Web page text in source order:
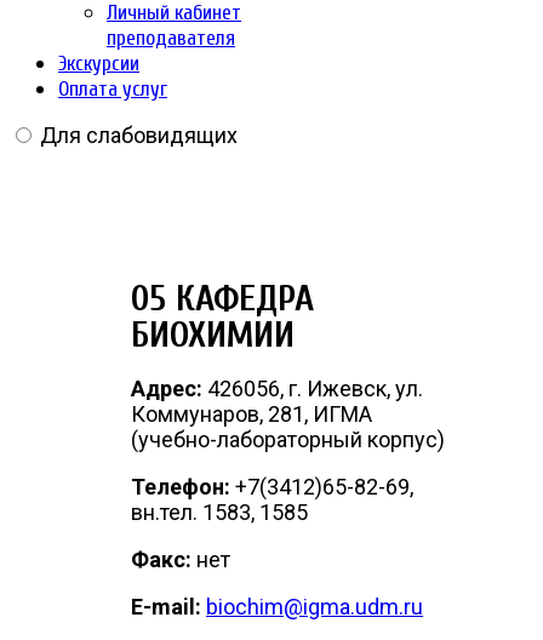
Личный кабинет
преподавателя
Экскурсии
Оплата услуг
Для слабовидящих
05 КАФЕДРА
БИОХИМИИ
Адрес: 426056, г. Ижевск, ул.
Коммунаров, 281, ИГМА
(учебно-лабораторный корпус)
Телефон: +7(3412)65-82-69,
вн.тел. 1583, 1585
Факс: нет
E-mail: biochim@igma.udm.ru